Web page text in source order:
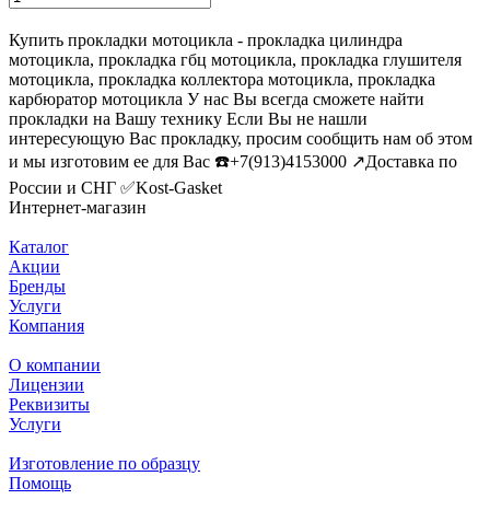
Купить прокладки мотоцикла - прокладка цилиндра
мотоцикла, прокладка гбц мотоцикла, прокладка глушителя
мотоцикла, прокладка коллектора мотоцикла, прокладка
карбюратор мотоцикла У нас Вы всегда сможете найти
прокладки на Вашу технику Если Вы не нашли
интересующую Вас прокладку, просим сообщить нам об этом
и мы изготовим ее для Вас ☎️+7(913)4153000 ↗️Доставка по
России и СНГ ✅Kost-Gasket
Интернет-магазин
Каталог
Акции
Бренды
Услуги
Компания
О компании
Лицензии
Реквизиты
Услуги
Изготовление по образцу
Помощь